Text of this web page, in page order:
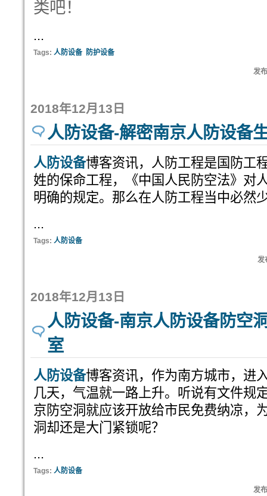
类吧！
...
Tags: 人防设备 防护设备
发
2018年12月13日
人防设备-解密南京人防设备
人防设备博客资讯，人防工程是国防工
姓的保命工程，《中国人民防空法》对
明确的规定。那么在人防工程当中必然
...
Tags: 人防设备
发
2018年12月13日
人防设备-南京人防设备防空
室
人防设备博客资讯，作为南方城市，进
几天，气温就一路上升。听说有文件规
京防空洞就应该开放给市民免费纳凉，
洞却还是大门紧锁呢？
...
Tags: 人防设备
发